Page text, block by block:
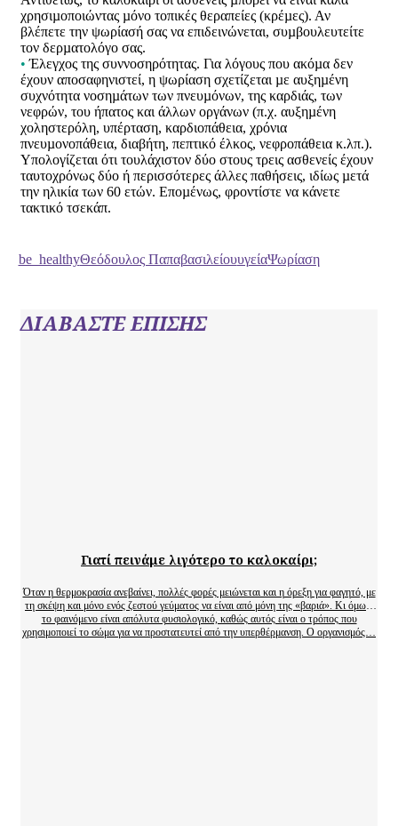
χρησιµοποιώντας µόνο τοπικές θεραπείες (κρέµες). Αν
βλέπετε την ψωρίασή σας να επιδεινώνεται, συµβουλευτείτε
τον δερµατολόγο σας.
•Έλεγχος της συννοσηρότητας. Για λόγους που ακόµα δεν
έχουν αποσαφηνιστεί, η ψωρίαση σχετίζεται µε αυξηµένη
συχνότητα νοσηµάτων των πνευµόνων, της καρδιάς, των
νεφρών, του ήπατος και άλλων οργάνων (π.χ. αυξηµένη
χοληστερόλη, υπέρταση, καρδιοπάθεια, χρόνια
πνευµονοπάθεια, διαβήτη, πεπτικό έλκος, νεφροπάθεια κ.λπ.).
Υπολογίζεται ότι τουλάχιστον δύο στους τρεις ασθενείς έχουν
ταυτοχρόνως δύο ή περισσότερες άλλες παθήσεις, ιδίως µετά
την ηλικία των 60 ετών. Εποµένως, φροντίστε να κάνετε
τακτικό τσεκάπ.
be_healthyΘεόδουλος ΠαπαβασιλείουυγείαΨωρίαση
ΔΙΑΒΑΣΤΕ ΕΠΙΣΗΣ
Γιατί πεινάμε λιγότερο το καλοκαίρι;
Όταν η θερμοκρασία ανεβαίνει, πολλές φορές μειώνεται και η όρεξη για φαγητό, με
τη σκέψη και μόνο ενός ζεστού γεύματος να είναι από μόνη της «βαριά». Κι όμως,
το φαινόμενο είναι απόλυτα φυσιολογικό, καθώς αυτός είναι ο τρόπος που
χρησιμοποιεί το σώμα για να προστατευτεί από την υπερθέρμανση. Ο οργανισμός…